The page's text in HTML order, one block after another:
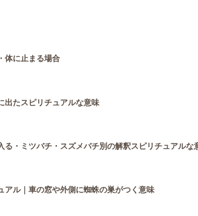
体に止まる場合
出たスピリチュアルな意味
・ミツバチ・スズメバチ別の解釈スピリチュアルな
ル｜車の窓や外側に蜘蛛の巣がつく意味